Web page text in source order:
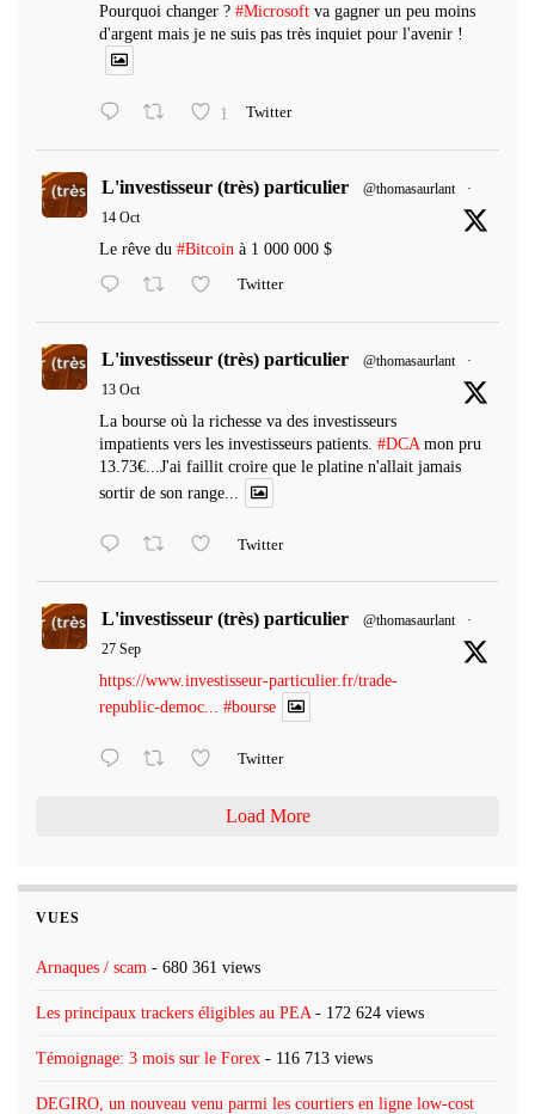
Pourquoi changer ? #Microsoft va gagner un peu moins
d'argent mais je ne suis pas très inquiet pour l'avenir !
1 Twitter
L'investisseur (très) particulier @thomasaurlant
·
14 Oct
Le rêve du #Bitcoin à 1 000 000 $
Twitter
L'investisseur (très) particulier @thomasaurlant
·
13 Oct
La bourse où la richesse va des investisseurs
impatients vers les investisseurs patients. #DCA mon pru
13.73€...J'ai faillit croire que le platine n'allait jamais
sortir de son range...
Twitter
L'investisseur (très) particulier @thomasaurlant
·
27 Sep
https://www.investisseur-particulier.fr/trade-
republic-democ... #bourse
Twitter
Load More
VUES
Arnaques / scam - 680 361 views
Les principaux trackers éligibles au PEA - 172 624 views
Témoignage: 3 mois sur le Forex - 116 713 views
DEGIRO, un nouveau venu parmi les courtiers en ligne low-cost